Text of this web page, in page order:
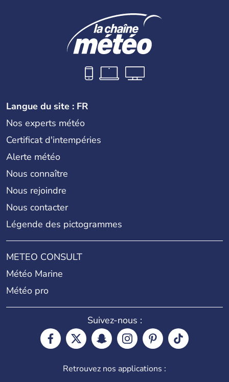
Langue du site : FR
Nos experts météo
Certificat d'intempéries
Alerte météo
Nous connaître
Nous rejoindre
Nous contacter
Légende des pictogrammes
METEO CONSULT
Météo Marine
Météo pro
Suivez-nous :
Retrouvez nos applications :